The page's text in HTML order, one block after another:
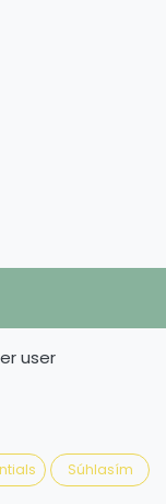
user
Súhlasím